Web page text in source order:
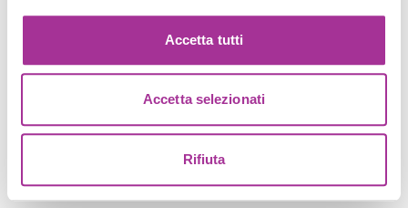
Accetta tutti
Accetta selezionati
Rifiuta